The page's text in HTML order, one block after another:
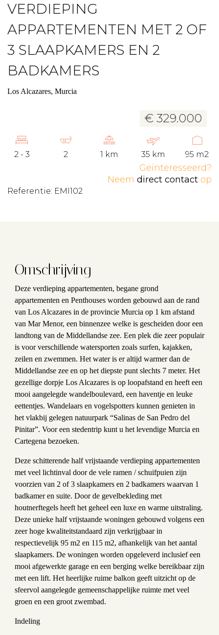
VERDIEPING
APPARTEMENTEN MET 2 OF
3 SLAAPKAMERS EN 2
BADKAMERS
Los Alcazares, Murcia
€ 329.000
2 - 3 2 1 km 35 km 95 m2
Geinteresseerd?
Neem direct contact op
Referentie: EMI102
Omschrijving
Deze verdieping appartementen, begane grond
appartementen en Penthouses worden gebouwd aan de rand
van Los Alcazares in de provincie Murcia op 1 km afstand
van Mar Menor, een binnenzee welke is gescheiden door een
landtong van de Middellandse zee. Een plek die zeer populair
is voor verschillende watersporten zoals surfen, kajakken,
zeilen en zwemmen. Het water is er altijd warmer dan de
Middellandse zee en op het diepste punt slechts 7 meter. Het
gezellige dorpje Los Alcazares is op loopafstand en heeft een
mooi aangelegde wandelboulevard, een haventje en leuke
eettentjes. Wandelaars en vogelspotters kunnen genieten in
het vlakbij gelegen natuurpark “Salinas de San Pedro del
Pinitar”. Voor een stedentrip kunt u het levendige Murcia en
Cartegena bezoeken.
Deze schitterende half vrijstaande verdieping appartementen
met veel lichtinval door de vele ramen / schuifpuien zijn
voorzien van 2 of 3 slaapkamers en 2 badkamers waarvan 1
badkamer en suite. Door de gevelbekleding met
houtnerftegels heeft het geheel een luxe en warme uitstraling.
Deze unieke half vrijstaande woningen gebouwd volgens een
zeer hoge kwaliteitstandaard zijn verkrijgbaar in
respectievelijk 95 m2 en 115 m2, afhankelijk van het aantal
slaapkamers. De woningen worden opgeleverd inclusief een
mooi afgewerkte garage en een berging welke bereikbaar zijn
met een lift. Het heerlijke ruime balkon geeft uitzicht op de
sfeervol aangelegde gemeenschappelijke ruimte met veel
groen en een groot zwembad.
Indeling